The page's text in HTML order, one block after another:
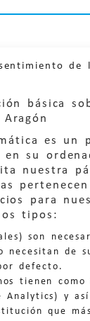
de
básica
es un
su
nuestra
pertenecen
para
tipos:
son
necesitan de
defecto.
tienen
Analytics) y
que
210/ 976